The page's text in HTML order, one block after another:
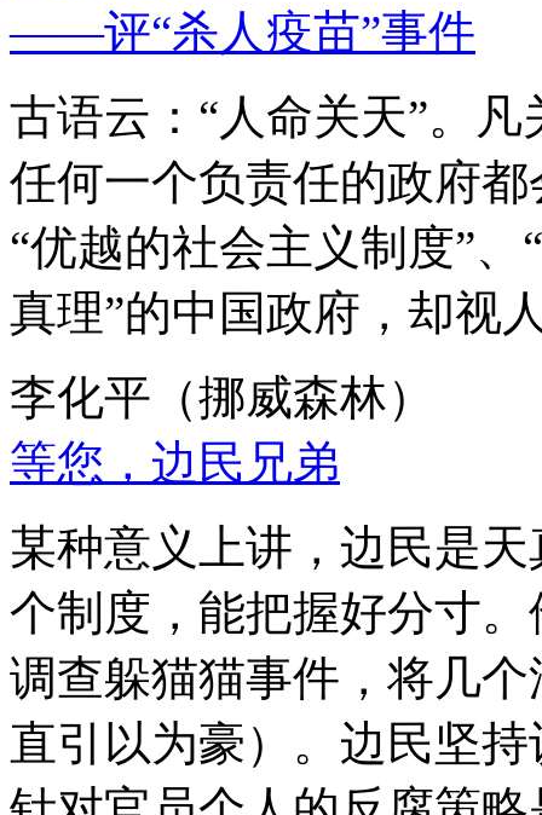
——评“杀人疫苗”事件
古语云：“人命关天”。
任何一个负责任的政府
“优越的社会主义制度”
真理”的中国政府，却视
李化平（挪威森林）
等您，边民兄弟
某种意义上讲，边民是
个制度，能把握好分寸
调查躲猫猫事件，将几
直引以为豪）。边民坚